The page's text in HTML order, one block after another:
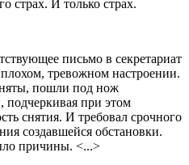
страх. И только страх.
письмо в секретариат
тревожном настроении.
пошли под нож
подчеркивая при этом
снятия. И требовал срочного
создавшейся обстановки.
причины. <...>